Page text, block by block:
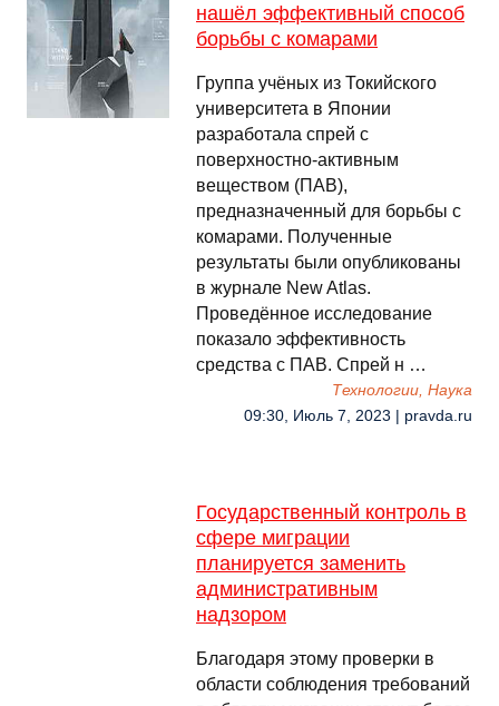
нашёл эффективный способ
борьбы с комарами
Группа учёных из Токийского
университета в Японии
разработала спрей с
поверхностно-активным
веществом (ПАВ),
предназначенный для борьбы с
комарами. Полученные
результаты были опубликованы
в журнале New Atlas.
Проведённое исследование
показало эффективность
средства с ПАВ. Спрей н …
Технологии, Наука
09:30, Июль 7, 2023 | pravda.ru
Государственный контроль в
сфере миграции
планируется заменить
административным
надзором
Благодаря этому проверки в
области соблюдения требований